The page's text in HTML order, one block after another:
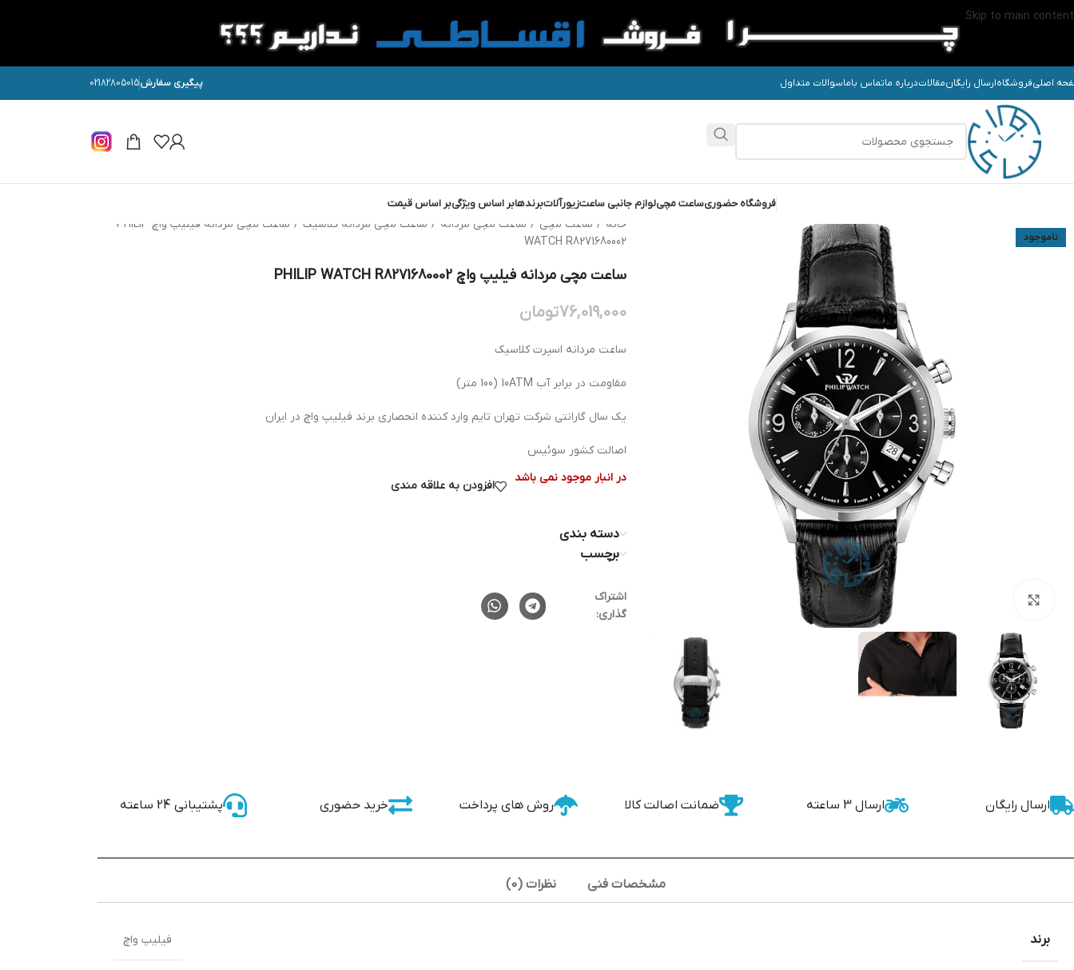
Skip to main content
اصلیفروشگاهارسال رایگانمقالاتدرباره ماتماس باماسوالات متداول پیگیری سفارش02182805015
فروشگاه حضوریساعت مچیلوازم جانبی ساعتزیورآلاتبرندهابر اساس ویژگیبر اساس قیمت
ناموجود
خانه / ساعت مچی / ساعت مچی مردانه / ساعت مچی مردانه کلاسیک /
ساعت مچی مردانه فیلیپ واچ PHILIP
WATCH R8271680002
ساعت مچی مردانه فیلیپ واچ PHILIP WATCH R8271680002
76,019,000تومان
ساعت مردانه اسپرت کلاسیک
مقاومت در برابر آب 10ATM (100 متر)
یک سال گارانتی شرکت تهران تایم وارد کننده انحصاری برند فیلیپ واچ در ایران
اصالت کشور سوئیس
در انبار موجود نمی باشد
افزودن به علاقه مندی
دسته بندی
برچسب
اشتراک
گذاری:
ارسال رایگان ارسال 3 ساعته ضمانت اصالت کالا روش های پرداخت خرید حضوری پشتیبانی 24 ساعته
مشخصات فنی نظرات (0)
برند فیلیپ واچ